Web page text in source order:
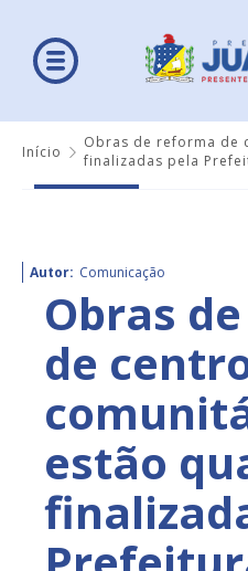
Início
Obras de reforma de
finalizadas pela
Autor: Comunicação
Obras
de
estão